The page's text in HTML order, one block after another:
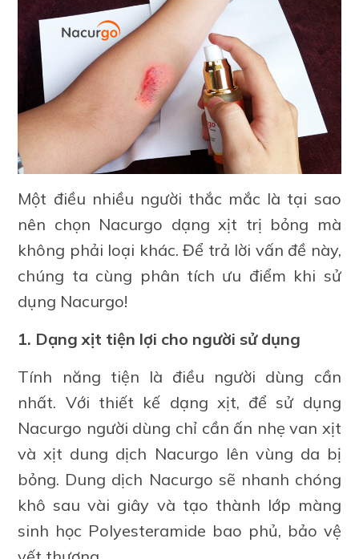
Một điều nhiều người thắc mắc là tại sao
nên chọn Nacurgo dạng xịt trị bỏng mà
không phải loại khác. Để trả lời vấn đề này,
chúng ta cùng phân tích ưu điểm khi sử
dụng Nacurgo!
1. Dạng xịt tiện lợi cho người sử dụng
Tính năng tiện là điều người dùng cần
nhất. Với thiết kế dạng xịt, để sử dụng
Nacurgo người dùng chỉ cần ấn nhẹ van xịt
và xịt dung dịch Nacurgo lên vùng da bị
bỏng. Dung dịch Nacurgo sẽ nhanh chóng
khô sau vài giây và tạo thành lớp màng
sinh học Polyesteramide bao phủ, bảo vệ